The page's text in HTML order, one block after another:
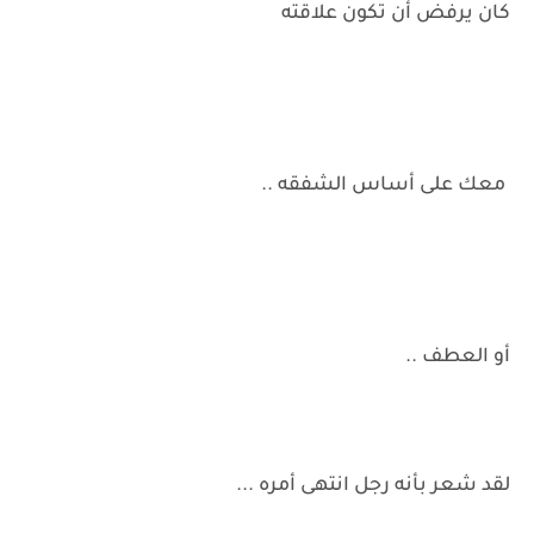
كان يرفض أن تكون علاقته
معك على أساس الشفقه ..
أو العطف ..
لقد شعر بأنه رجل انتهى أمره ...